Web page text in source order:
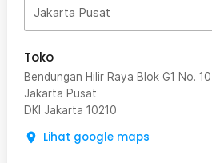
Jakarta Pusat
Toko
Bendungan Hilir Raya Blok G1 No. 10
Jakarta Pusat
DKI Jakarta 10210
Lihat google maps